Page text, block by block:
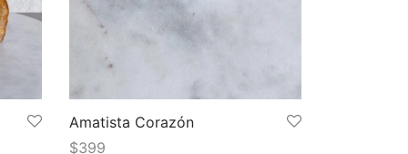
Amatista Corazón
$399